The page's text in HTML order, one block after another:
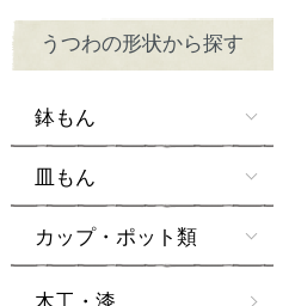
うつわの形状から探す
鉢もん
皿もん
カップ・ポット類